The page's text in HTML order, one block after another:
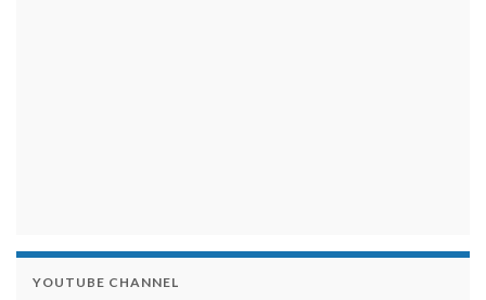
YOUTUBE CHANNEL